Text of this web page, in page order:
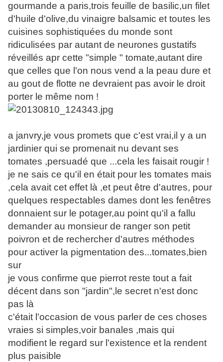
gourmande a paris,trois feuille de basilic,un filet
d'huile d'olive,du vinaigre balsamic et toutes les
cuisines sophistiquées du monde sont
ridiculisées par autant de neurones gustatifs
réveillés apr cette "simple " tomate,autant dire
que celles que l'on nous vend a la peau dure et
au gout de flotte ne devraient pas avoir le droit
porter le même nom !
a janvry,je vous promets que c'est vrai,il y a un
jardinier qui se promenait nu devant ses
tomates ,persuadé que ...cela les faisait rougir !
je ne sais ce qu'il en était pour les tomates mais
,cela avait cet effet là ,et peut être d'autres, pour
quelques respectables dames dont les fenêtres
donnaient sur le potager,au point qu'il a fallu
demander au monsieur de ranger son petit
poivron et de rechercher d'autres méthodes
pour activer la pigmentation des...tomates,bien
sur
je vous confirme que pierrot reste tout a fait
décent dans son "jardin",le secret n'est donc
pas là
c'était l'occasion de vous parler de ces choses
vraies si simples,voir banales ,mais qui
modifient le regard sur l'existence et la rendent
plus paisible